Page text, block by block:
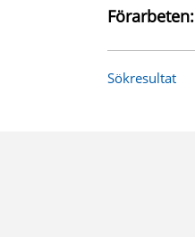
Förarbeten:
Sökresultat